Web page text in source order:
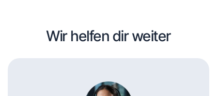
Wir helfen dir weiter